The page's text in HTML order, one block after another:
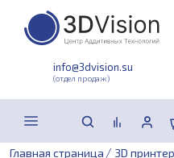
info@3dvision.su
(отдел продаж)
Главная страница / 3D